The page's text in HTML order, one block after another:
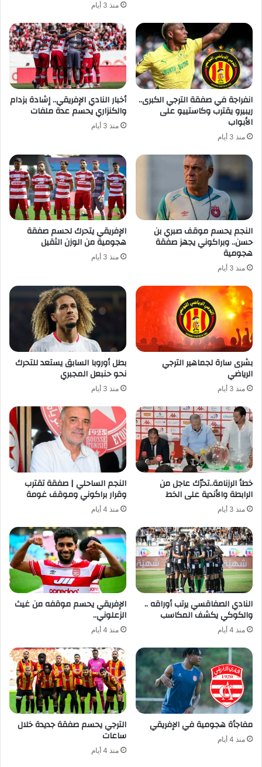
منذ 3 أيام
انفراجة في صفقة الترجي الكبرى..
ريبيرو يقترب وكاستييو على
الأبواب
منذ 3 أيام
أخبار النادي الإفريقي.. إشادة بزدام
والكنزاري يحسم عدة ملفات
منذ 3 أيام
النجم يحسم موقف صبري بن
حسن.. وبراكوني يجهز صفقة
هجومية
منذ 3 أيام
الإفريقي يتحرك لحسم صفقة
هجومية من الوزن الثقيل
منذ 3 أيام
بشرى سارة لجماهير الترجي
الرياضي
منذ 3 أيام
بطل أوروبا السابق يستعد للتحرك
نحو حنبعل المجبري
منذ 3 أيام
خطأ الرزنامة..تحرّك عاجل من
الرابطة والأندية على الخط
منذ 3 أيام
النجم الساحلي | صفقة تقترب
وقرار براكوني وموقف غومة
منذ 4 أيام
النادي الصفاقسي يرتب أوراقه ..
والكوكي يكشف المكاسب
منذ 4 أيام
الإفريقي يحسم موقفه من غيث
الزعلوني..
منذ 4 أيام
مفاجأة هجومية في الإفريقي
منذ 4 أيام
الترجي يحسم صفقة جديدة خلال
ساعات
منذ 4 أيام